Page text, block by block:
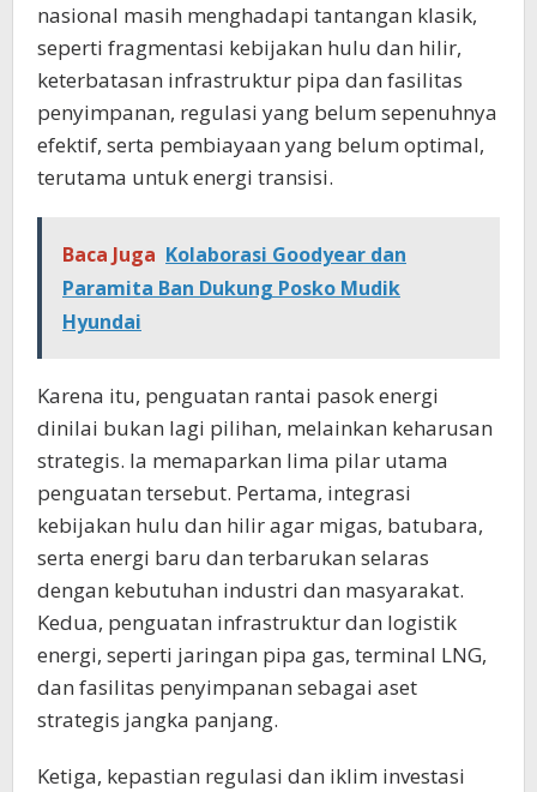
nasional masih menghadapi tantangan klasik,
seperti fragmentasi kebijakan hulu dan hilir,
keterbatasan infrastruktur pipa dan fasilitas
penyimpanan, regulasi yang belum sepenuhnya
efektif, serta pembiayaan yang belum optimal,
terutama untuk energi transisi.
Baca Juga Kolaborasi Goodyear dan
Paramita Ban Dukung Posko Mudik
Hyundai
Karena itu, penguatan rantai pasok energi
dinilai bukan lagi pilihan, melainkan keharusan
strategis. Ia memaparkan lima pilar utama
penguatan tersebut. Pertama, integrasi
kebijakan hulu dan hilir agar migas, batubara,
serta energi baru dan terbarukan selaras
dengan kebutuhan industri dan masyarakat.
Kedua, penguatan infrastruktur dan logistik
energi, seperti jaringan pipa gas, terminal LNG,
dan fasilitas penyimpanan sebagai aset
strategis jangka panjang.
Ketiga, kepastian regulasi dan iklim investasi